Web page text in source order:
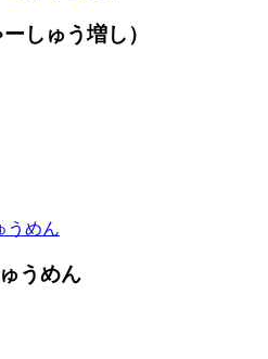
しゅう増し）
うめん